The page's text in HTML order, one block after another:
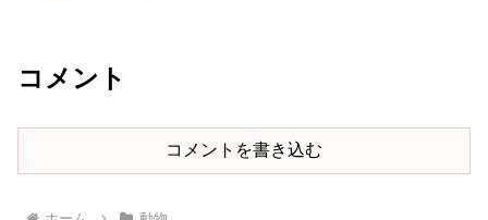
コメント
コメントを書き込む